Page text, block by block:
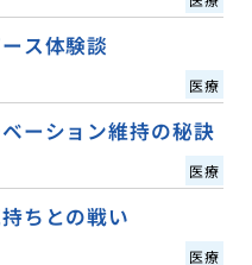
ス体験談
医療
ーション維持の秘訣
医療
ちとの戦い
医療